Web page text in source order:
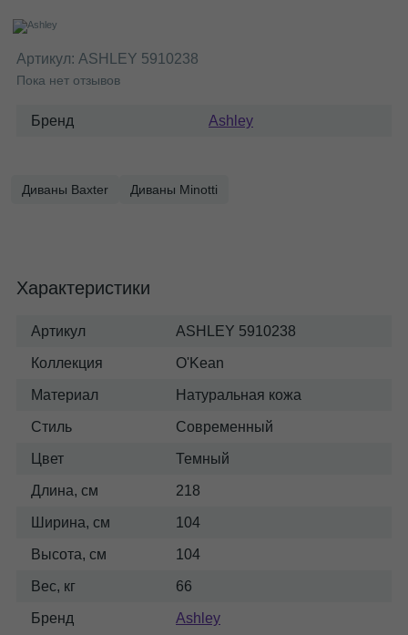
Артикул: ASHLEY 5910238
Пока нет отзывов
Бренд Ashley
Диваны Baxter Диваны Minotti
Характеристики
Артикул ASHLEY 5910238
Коллекция O'Kean
Материал Натуральная кожа
Стиль Современный
Цвет Темный
Длина, см 218
Ширина, см 104
Высота, см 104
Вес, кг 66
Бренд Ashley